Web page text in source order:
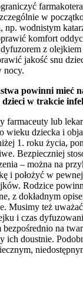
w
np. wodnistym
komfort
dyfuzorem z
jakość snu
nocy.
powinni mieć
w trakcie
farmaceuty lub
wieku dziecka i
1. roku życia,
Bezpieczniej
– można na
i położyć w
Rodzice
z dokładnym
Musimy też
i czas
na
ich doustnie.